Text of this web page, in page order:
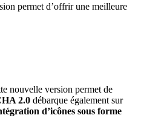
permet d’offrir une meilleure
nouvelle version permet de
2.0 débarque également sur
d’icônes sous forme